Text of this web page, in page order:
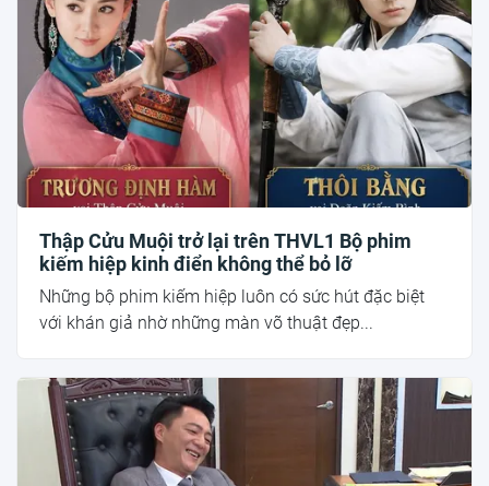
Thập Cửu Muội trở lại trên THVL1 Bộ phim
kiếm hiệp kinh điển không thể bỏ lỡ
Những bộ phim kiếm hiệp luôn có sức hút đặc biệt
với khán giả nhờ những màn võ thuật đẹp...